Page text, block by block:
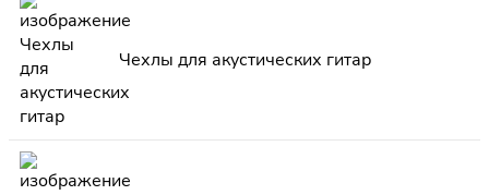
Чехлы для акустических гитар